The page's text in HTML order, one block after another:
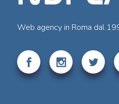
Web agency in Roma dal